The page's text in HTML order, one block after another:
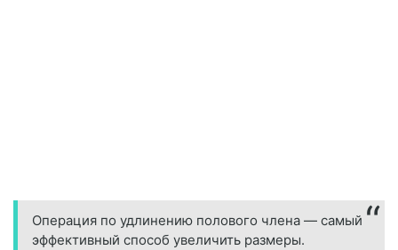
Операция по удлинению полового члена — самый
эффективный способ увеличить размеры.